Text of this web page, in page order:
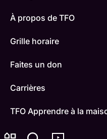
À propos de TFO
Grille horaire
Faites un don
Carrières
TFO Apprendre à la
Comment nous capter